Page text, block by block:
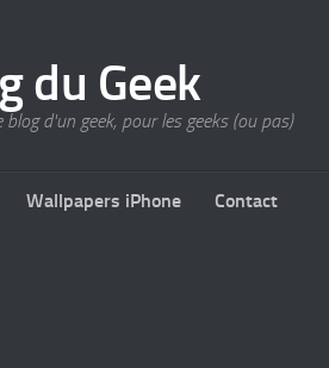
du Geek
blog d'un geek, pour les geeks (ou pas)
Wallpapers iPhone Contact